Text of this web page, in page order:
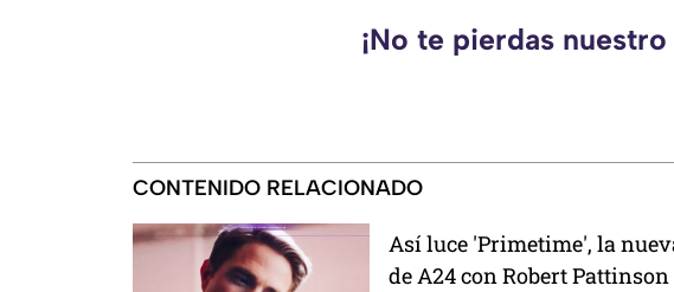
¡No te pierdas
CONTENIDO RELACIONADO
Así luce 'Primetime', la
de A24 con Robert